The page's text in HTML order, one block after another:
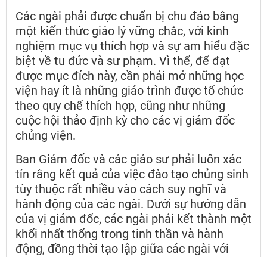
Các ngài phải được chuẩn bị chu đáo bằng
một kiến thức giáo lý vững chắc, với kinh
nghiệm mục vụ thích hợp và sự am hiểu đặc
biệt về tu đức và sư phạm. Vì thế, để đạt
được mục đích này, cần phải mở những học
viện hay ít là những giáo trình được tổ chức
theo quy chế thích hợp, cũng như những
cuộc hội thảo định kỳ cho các vị giám đốc
chủng viện.
Ban Giám đốc và các giáo sư phải luôn xác
tín rằng kết quả của việc đào tạo chủng sinh
tùy thuộc rất nhiều vào cách suy nghĩ và
hành động của các ngài. Dưới sự hướng dẫn
của vị giám đốc, các ngài phải kết thành một
khối nhất thống trong tinh thần và hành
động, đồng thời tạo lập giữa các ngài với